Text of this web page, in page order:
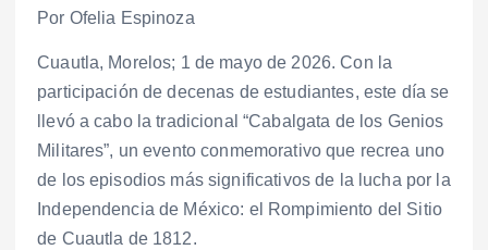
Por Ofelia Espinoza
Cuautla, Morelos; 1 de mayo de 2026. Con la
participación de decenas de estudiantes, este día se
llevó a cabo la tradicional “Cabalgata de los Genios
Militares”, un evento conmemorativo que recrea uno
de los episodios más significativos de la lucha por la
Independencia de México: el Rompimiento del Sitio
de Cuautla de 1812.